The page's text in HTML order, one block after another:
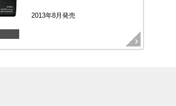
2013年8月発売